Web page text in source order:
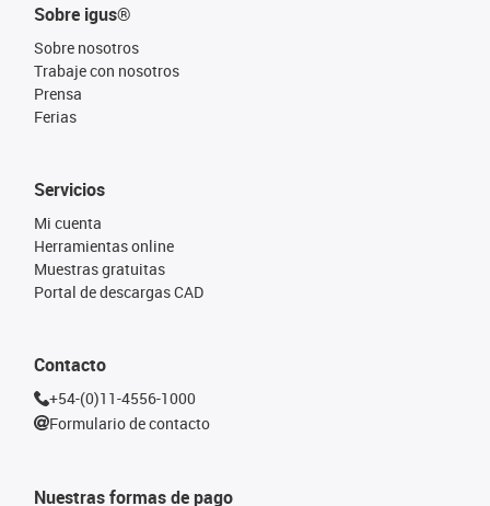
Sobre igus®
Sobre nosotros
Trabaje con nosotros
Prensa
Ferias
Nuestras formas de pago
Servicios
Mi cuenta
Herramientas online
Muestras gratuitas
Portal de descargas CAD
Contacto
+54-(0)11-4556-1000
Formulario de contacto